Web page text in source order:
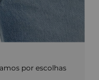
por escolhas